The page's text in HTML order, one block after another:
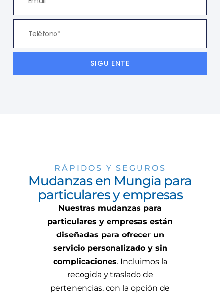
SIGUIENTE
RÁPIDOS Y SEGUROS
Mudanzas en Mungia para
particulares y empresas
Nuestras mudanzas para
particulares y empresas están
diseñadas para ofrecer un
servicio personalizado y sin
complicaciones. Incluimos la
recogida y traslado de
pertenencias, con la opción de